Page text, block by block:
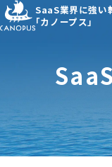
SaaS業界に強い
「カノープス」